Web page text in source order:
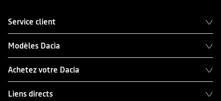
Service client
Modèles Dacia
Achetez votre Dacia
Liens directs